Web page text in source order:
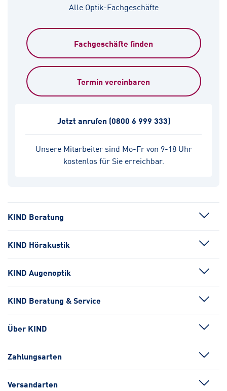
Alle Optik-Fachgeschäfte
Fachgeschäfte finden
Termin vereinbaren
Unsere Mitarbeiter sind Mo-Fr von 9-18 Uhr
kostenlos für Sie erreichbar.
Jetzt anrufen (0800 6 999 333)
KIND Beratung
KIND Hörakustik
KIND Augenoptik
KIND Beratung & Service
Über KIND
Zahlungsarten
Versandarten